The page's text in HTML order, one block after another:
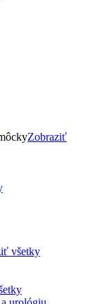
Zobraziť
všetky